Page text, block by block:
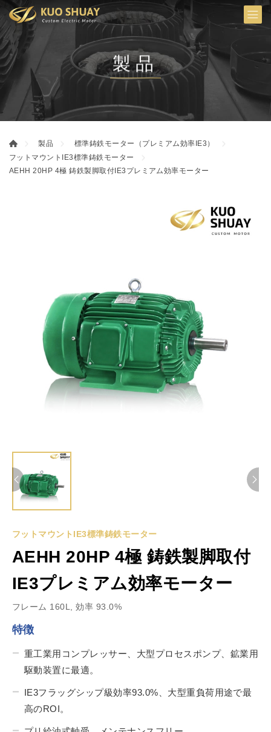
製品
製品
標準鋳鉄モーター（プレミアム効率IE3）
フットマウントIE3標準鋳鉄モーター
AEHH 20HP 4極 鋳鉄製脚取付IE3プレミアム効率モーター
フットマウントIE3標準鋳鉄モーター
AEHH 20HP 4極 鋳鉄製脚取付
IE3プレミアム効率モーター
フレーム 160L, 効率 93.0%
特徴
重工業用コンプレッサー、大型プロセスポンプ、鉱業用
駆動装置に最適。
IE3フラッグシップ級効率93.0%、大型重負荷用途で最
高のROI。